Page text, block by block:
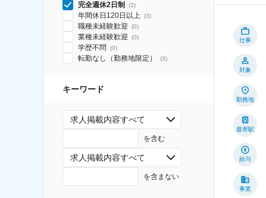
完全週休2日制 (3)
年間休日120日以上 (3)
職種未経験歓迎 (0)
業種未経験歓迎 (0)
学歴不問 (0)
転勤なし（勤務地限定） (3)
キーワード
求人掲載内容すべて
を含む
求人掲載内容すべて
を含まない
仕事
対象
勤務地
最寄駅
給与
事業